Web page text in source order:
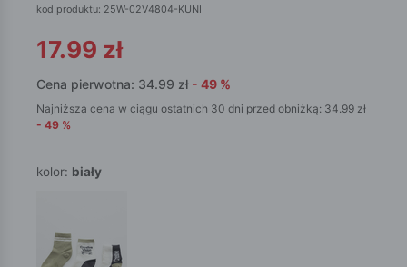
kod produktu: 25W-02V4804-KUNI
17.99 zł
Cena pierwotna: 34.99 zł - 49 %
Najniższa cena w ciągu ostatnich 30 dni przed obniżką: 34.99 zł
- 49 %
kolor: biały